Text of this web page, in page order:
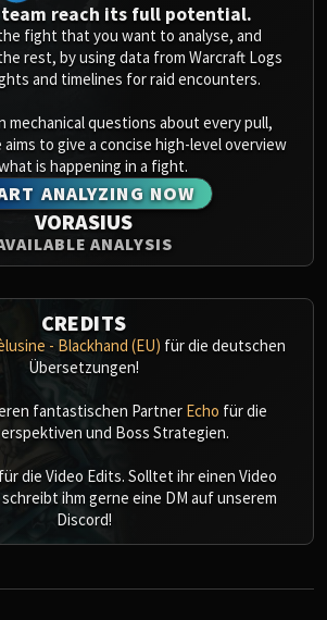
Lady Deathwhisper
Gunship Battle
Saurfang
Rotface
Professor Putricide
Blood Prince Council
Queen Lana'thel
Valithria Dreamwalker
Sindragosa
The Lich King
RUBY SANCTUM
Halion
OF THE CRUSADER
Northrend Beasts
Lord Jaraxxus
Twin Val'kyr
Anub'Arak
ULDUAR
team reach its full potential.
fight that you want to analyse, and
rest, by using data from Warcraft Logs
and timelines for raid encounters.
mechanical questions about every pull,
to give a concise high-level overview
is happening in a fight.
ANALYZING NOW
VORASIUS
ANALYSIS
CREDITS
- Blackhand (EU) für die deutschen
Übersetzungen!
fantastischen Partner Echo für die
und Boss Strategien.
die Video Edits. Solltet ihr einen Video
ihm gerne eine DM auf unserem
Discord!